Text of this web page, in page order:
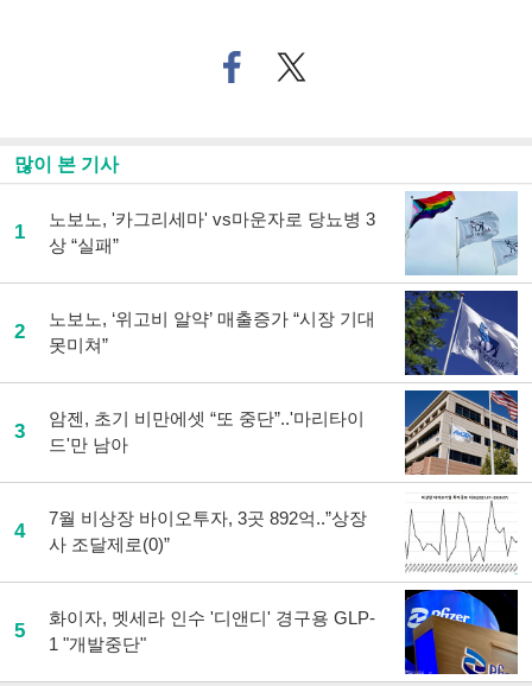
페
이
기
사
공
트위
터로
많이 본 기사
1
노보노, '카그리세마' vs마운자로 당뇨병 3
상 “실패”
2
노보노, ‘위고비 알약’ 매출증가 “시장 기대
못미쳐”
3
암젠, 초기 비만에셋 “또 중단”..'마리타이
드'만 남아
4
7월 비상장 바이오투자, 3곳 892억..”상장
사 조달제로(0)”
5
화이자, 멧세라 인수 '디앤디' 경구용 GLP-
1 "개발중단"